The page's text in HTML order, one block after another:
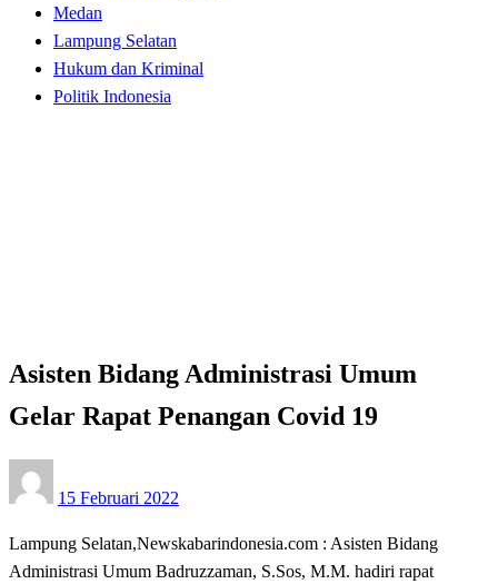
Medan
Lampung Selatan
Hukum dan Kriminal
Politik Indonesia
Asisten Bidang Administrasi Umum
Gelar Rapat Penangan Covid 19
on
15 Februari 2022
Lampung Selatan,Newskabarindonesia.com : Asisten Bidang
Administrasi Umum Badruzzaman, S.Sos, M.M. hadiri rapat